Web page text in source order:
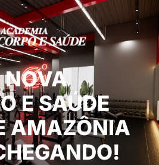
E SAÚDE
AMAZÔNIA